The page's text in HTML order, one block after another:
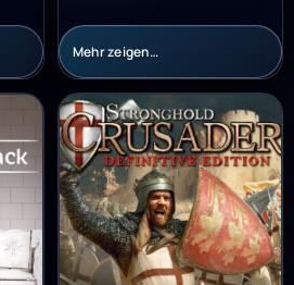
Mehr zeigen…